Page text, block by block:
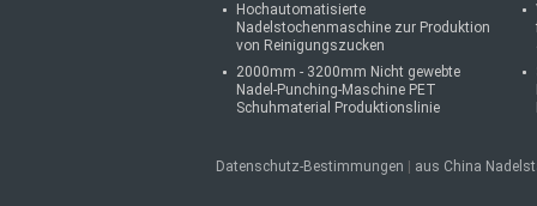
Hochautomatisierte
Nadelstochenmaschine zur Produktion
von Reinigungszucken
2000mm - 3200mm Nicht gewebte
Nadel-Punching-Maschine PET
Schuhmaterial Produktionslinie
Datenschutz-Bestimmungen aus China